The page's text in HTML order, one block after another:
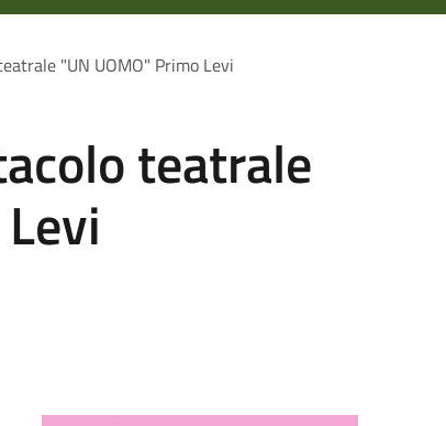
"UN UOMO" Primo Levi
teatrale